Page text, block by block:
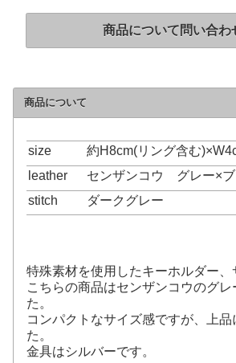
商品について問い合わ
商品について
size
約H8cm(リング含む
leather
センザンコウ グレー×ブ
stitch
ダークグレー
特殊素材を使用したキーホルダー、
こちらの商品はセンザンコウのグレ
た。
コンパクトなサイズ感ですが、上品
た。
金具はシルバーです。